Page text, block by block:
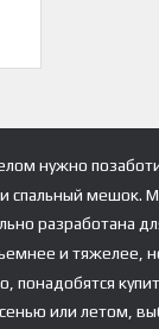
нужно
спальный мешок.
разработана
и тяжелее,
понадобятся
или летом,